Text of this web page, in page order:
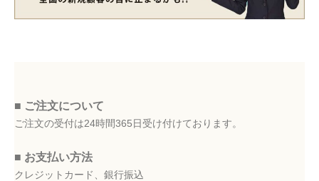
■ ご注文について
ご注文の受付は24時間365日受け付けております。
■ お支払い方法
クレジットカード、銀行振込